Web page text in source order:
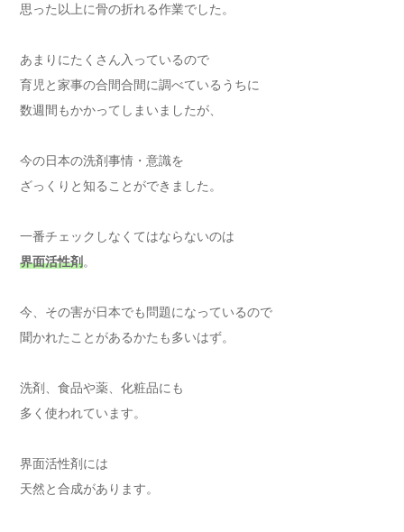
思った以上に骨の折れる作業でした。
あまりにたくさん入っているので
育児と家事の合間合間に調べているうちに
数週間もかかってしまいましたが、
今の日本の洗剤事情・意識を
ざっくりと知ることができました。
一番チェックしなくてはならないのは
界面活性剤。
今、その害が日本でも問題になっているので
聞かれたことがあるかたも多いはず。
洗剤、食品や薬、化粧品にも
多く使われています。
界面活性剤には
天然と合成があります。